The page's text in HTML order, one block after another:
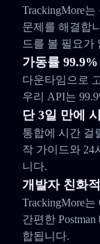
TrackingMore
문제를 해결합
드를 볼 필요가
가동률 99.9%
다운타임으로
우리 API는
단 3일 만에
통합에 시간 걸
작 가이드와 24
니다.
개발자 친화적
TrackingMore
간편한
합됩니다.